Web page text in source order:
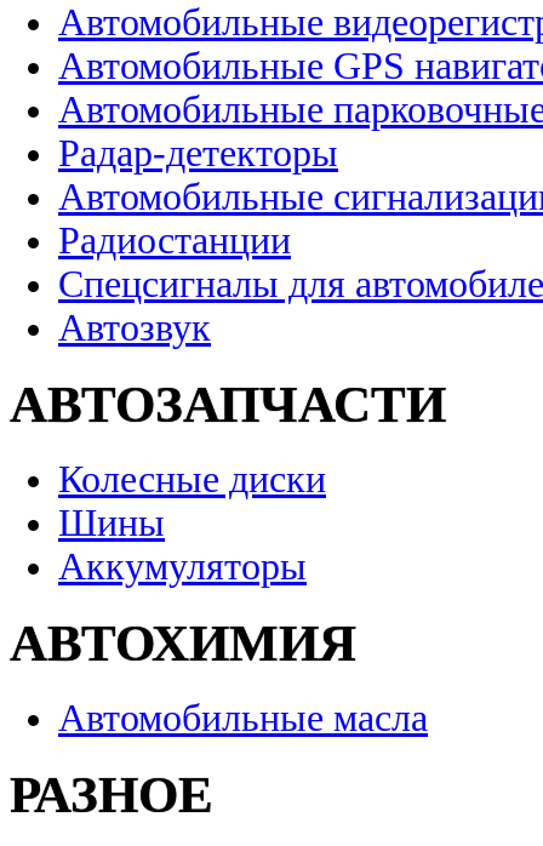
Автомобильные
Автомобильные GPS
Автомобильные
Радар-детекторы
Автомобильные
Радиостанции
Спецсигналы для
Автозвук
АВТОЗАПЧАСТИ
Колесные диски
Шины
Аккумуляторы
АВТОХИМИЯ
Автомобильные масла
РАЗНОЕ